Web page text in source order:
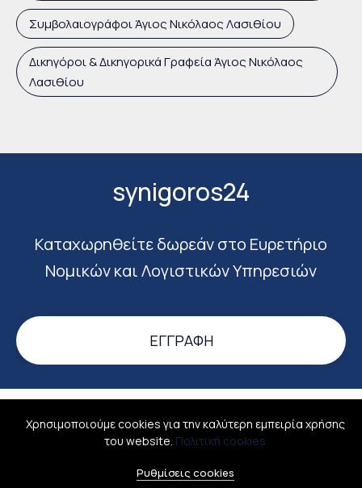
Συμβολαιογράφοι Άγιος Νικόλαος Λασιθίου
Δικηγόροι & Δικηγορικά Γραφεία Άγιος Νικόλαος
Λασιθίου
synigoros24
Καταχωρηθείτε δωρεάν στο Ευρετήριο
Νομικών και Λογιστικών Υπηρεσιών
ΕΓΓΡΑΦΉ
Σύνδεση Σχετικά Όροι χρήσης
Επικοινωνία
Ellinismosonline - Ψηφιακός Ελληνισμός
Χρησιμοποιούμε cookies για την καλύτερη εμπειρία χρήσης
του website. Πολιτική cookies
Ρυθμίσεις cookies